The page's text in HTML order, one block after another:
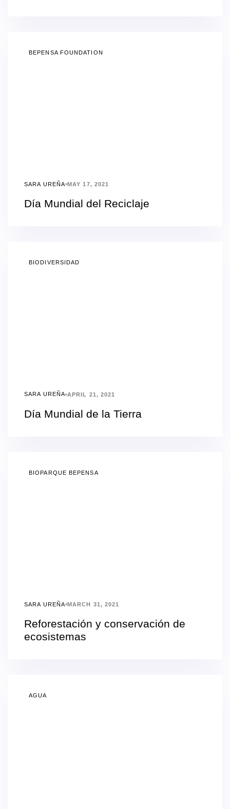
BEPENSA FOUNDATION
SARA UREÑA MAY 17, 2021
Día Mundial del Reciclaje
BIODIVERSIDAD
SARA UREÑA APRIL 21, 2021
Día Mundial de la Tierra
BIOPARQUE BEPENSA
SARA UREÑA MARCH 31, 2021
Reforestación y conservación de
ecosistemas
AGUA